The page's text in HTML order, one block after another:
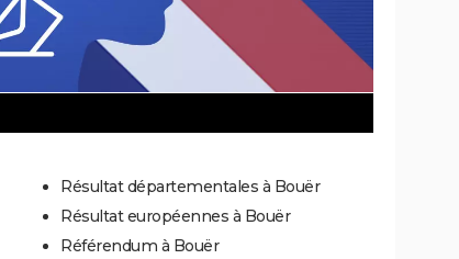
Résultat départementales à Bouër
Résultat européennes à Bouër
Référendum à Bouër